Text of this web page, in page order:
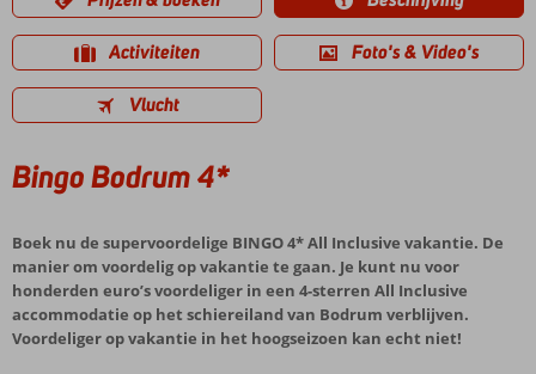
Activiteiten Foto's & Video's
Vlucht
Bingo Bodrum 4*
Boek nu de supervoordelige BINGO 4* All Inclusive vakantie. De
manier om voordelig op vakantie te gaan. Je kunt nu voor
honderden euro’s voordeliger in een 4-sterren All Inclusive
accommodatie op het schiereiland van Bodrum verblijven.
Voordeliger op vakantie in het hoogseizoen kan echt niet!